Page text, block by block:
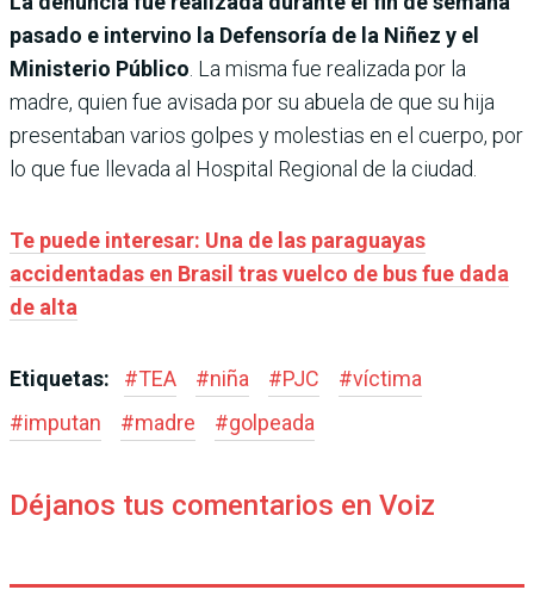
pasado e intervino la Defensoría de la Niñez y el
Ministerio Público . La misma fue realizada por la
madre, quien fue avisada por su abuela de que su hija
presentaban varios golpes y molestias en el cuerpo, por
lo que fue llevada al Hospital Regional de la ciudad.
Te puede interesar: Una de las paraguayas
accidentadas en Brasil tras vuelco de bus fue dada
de alta
Etiquetas: #TEA #niña #PJC #víctima
#imputan #madre #golpeada
Déjanos tus comentarios en Voiz